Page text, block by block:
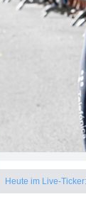
Heute im Live-Ticker:
Twitter